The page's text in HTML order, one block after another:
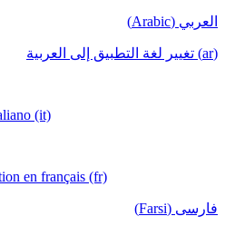
العربي (Arabic)
(ar) تغيير لغة التطبيق إلى العربية
(it)
en français (fr)
فارسی (Farsi)